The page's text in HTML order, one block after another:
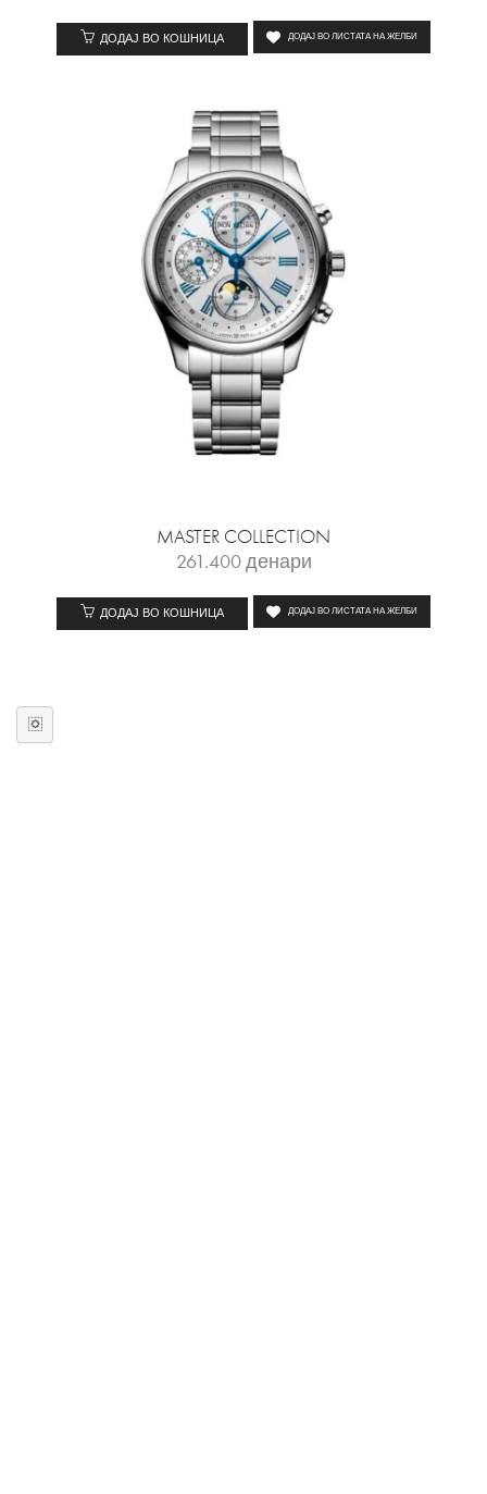
ДОДАЈ ВО КОШНИЦА ДОДАЈ ВО ЛИСТАТА НА ЖЕЛБИ
MASTER COLLECTION
261.400денари
ДОДАЈ ВО КОШНИЦА ДОДАЈ ВО ЛИСТАТА НА ЖЕЛБИ